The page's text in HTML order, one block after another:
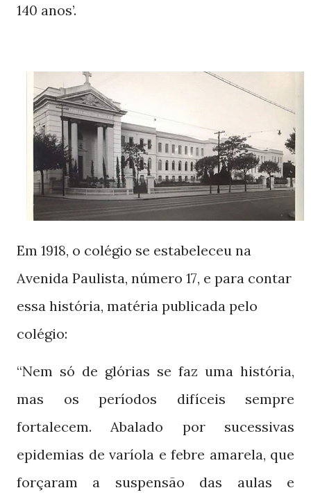
140 anos’.
Em 1918, o colégio se estabeleceu na
Avenida Paulista, número 17, e para contar
essa história, matéria publicada pelo
colégio:
“Nem só de glórias se faz uma história,
mas os períodos difíceis sempre
fortalecem. Abalado por sucessivas
epidemias de varíola e febre amarela, que
forçaram a suspensão das aulas e